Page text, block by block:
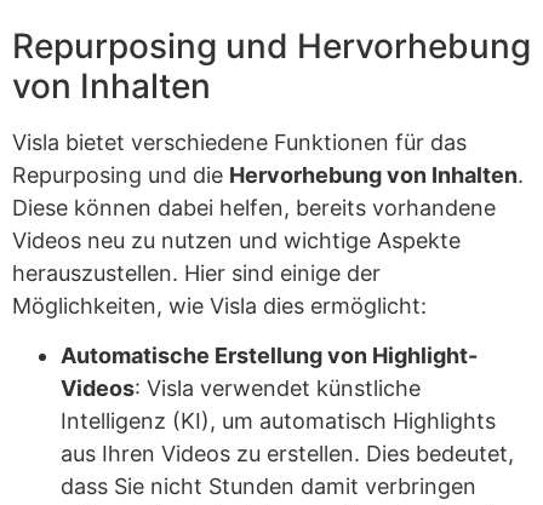
Repurposing und Hervorhebung
von Inhalten
Visla bietet verschiedene Funktionen für das
Repurposing und die Hervorhebung von Inhalten.
Diese können dabei helfen, bereits vorhandene
Videos neu zu nutzen und wichtige Aspekte
herauszustellen. Hier sind einige der
Möglichkeiten, wie Visla dies ermöglicht:
Automatische Erstellung von Highlight-
Videos: Visla verwendet künstliche
Intelligenz (KI), um automatisch Highlights
aus Ihren Videos zu erstellen. Dies bedeutet,
dass Sie nicht Stunden damit verbringen